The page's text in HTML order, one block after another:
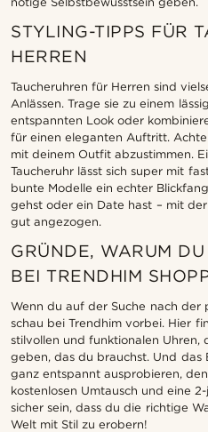
STYLING-TIPPS FÜR
HERREN
Taucheruhren für Herren sind
Anlässen. Trage sie zu einem
entspannten Look oder
für einen eleganten Auftritt.
mit deinem Outfit abzustimmen.
Taucheruhr lässt sich super mit
bunte Modelle ein echter
gehst oder ein Date hast – mit
gut angezogen.
GRÜNDE, WARUM
BEI TRENDHIM
Wenn du auf der Suche nach der
schau bei Trendhim vorbei. Hier
stilvollen und funktionalen Uhren,
geben, das du brauchst. Und das
ganz entspannt ausprobieren,
kostenlosen Umtausch und eine
sicher sein, dass du die richtige
Welt mit Stil zu erobern!